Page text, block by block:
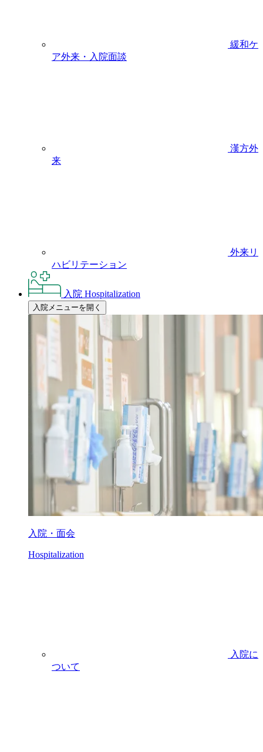
緩和ケ
ア外来・入院面談
漢方外
来
外来リ
ハビリテーション
入院 Hospitalization
入院メニューを開く
入院・面会
Hospitalization
入院に
ついて